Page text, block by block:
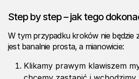
Step by step – jak tego
W tym przypadku kroków nie będzie
jest banalnie prosta, a mianowicie:
Klikamy prawym klawiszem